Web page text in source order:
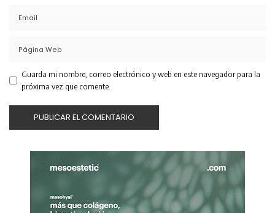
Guarda mi nombre, correo electrónico y web en este navegador para la
próxima vez que comente.